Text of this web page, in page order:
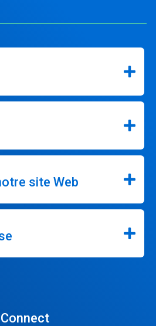
site Web
Connect